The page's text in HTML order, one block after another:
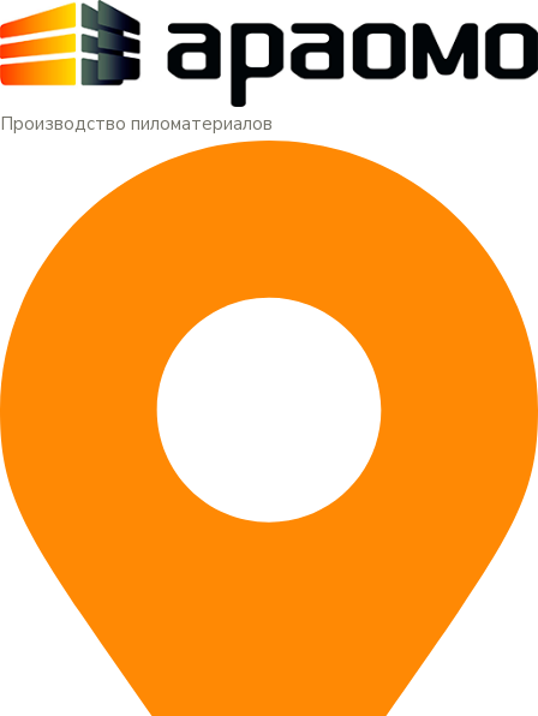
Производство пиломатериалов
Меню
Перейти
к
содержимому